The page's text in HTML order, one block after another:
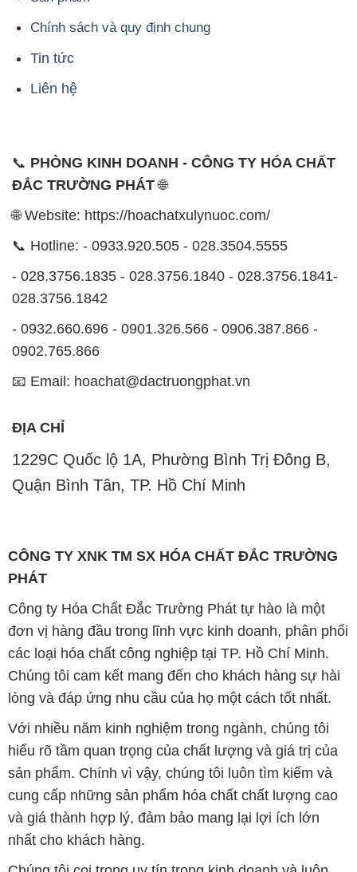
📞
PHÒNG KINH DOANH - CÔNG TY HÓA CHẤT
ĐẮC TRƯỜNG PHÁT
- 028.3756.1835 - 028.3756.1840 - 028.3756.1841-
0902.765.866
📧 Email: hoachat@dactruongphat.vn
ĐỊA CHỈ
1229C Quốc lộ 1A, Phường Bình Trị Đông B,
Quận Bình Tân, TP. Hồ Chí Minh
CÔNG TY XNK TM SX HÓA CHẤT ĐẮC TRƯỜNG
PHÁT
các loại hóa chất công nghiệp tại TP. Hồ Chí Minh.
Chúng tôi cam kết mang đến cho khách hàng sự hài
lòng và đáp ứng nhu cầu của họ một cách tốt nhất.
Với nhiều năm kinh nghiệm trong ngành, chúng tôi
hiểu rõ tầm quan trọng của chất lượng và giá trị của
sản phẩm. Chính vì vậy, chúng tôi luôn tìm kiếm và
cung cấp những sản phẩm hóa chất chất lượng cao
và giá thành hợp lý, đảm bảo mang lại lợi ích lớn
nhất cho khách hàng.
Chúng tôi coi trọng uy tín trong kinh doanh và luôn
đặt tiêu chí "kinh doanh nhưng không tách rời khỏi uy
tín" lên hàng đầu. Mỗi sản phẩm mà chúng tôi cung
cấp đều phải đạt được tiêu chuẩn chất lượng cao và
đáp ứng được yêu cầu của khách hàng. Chúng tôi tin